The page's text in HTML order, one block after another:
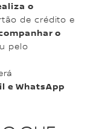
o
de crédito e
o
pelo
e WhatsApp